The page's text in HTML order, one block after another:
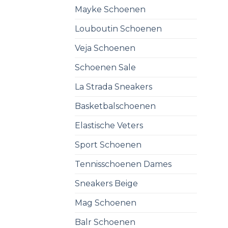
Mayke Schoenen
Louboutin Schoenen
Veja Schoenen
Schoenen Sale
La Strada Sneakers
Basketbalschoenen
Elastische Veters
Sport Schoenen
Tennisschoenen Dames
Sneakers Beige
Mag Schoenen
Balr Schoenen